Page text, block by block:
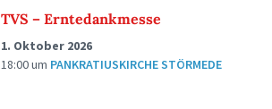
TVS – Erntedankmesse
1. Oktober 2026
18:00um PANKRATIUSKIRCHE STÖRMEDE